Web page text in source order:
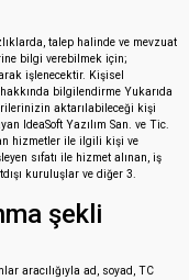
talep halinde ve mevzuat
bilgi verebilmek için;
işlenecektir. Kişisel
bilgilendirme Yukarıda
aktarılabileceği kişi
IdeaSoft Yazılım San. ve Tic.
hizmetler ile ilgili kişi ve
sıfatı ile hizmet alınan, iş
kuruluşlar ve diğer 3.
şekli
aracılığıyla ad, soyad, TC